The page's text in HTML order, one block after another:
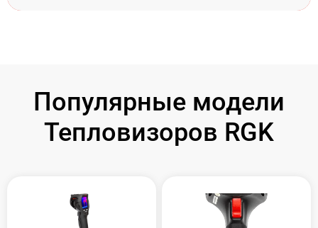
Популярные модели
Тепловизоров RGK